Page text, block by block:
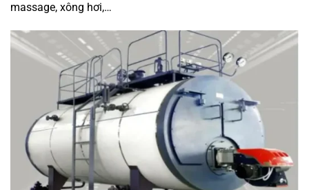
massage, xông hơi,…